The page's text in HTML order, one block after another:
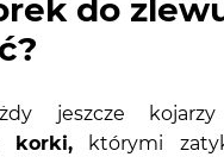
do
jeszcze
korki,którymi